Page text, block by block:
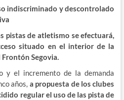
indiscriminado y descontrolado
pistas de atletismo se efectuará,
situado en el interior de la
Segovia.
y el incremento de la demanda
años, a propuesta de los clubes
regular el uso de las pista de